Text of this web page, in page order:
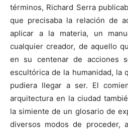
términos, Richard Serra
que precisaba la relación de
aplicar a la materia, un
cualquier creador, de aquello
en su centenar de acciones
escultórica de la humanidad, la
pudiera llegar a ser. El
arquitectura en la ciudad
la simiente de un glosario de
diversos modos de proceder,